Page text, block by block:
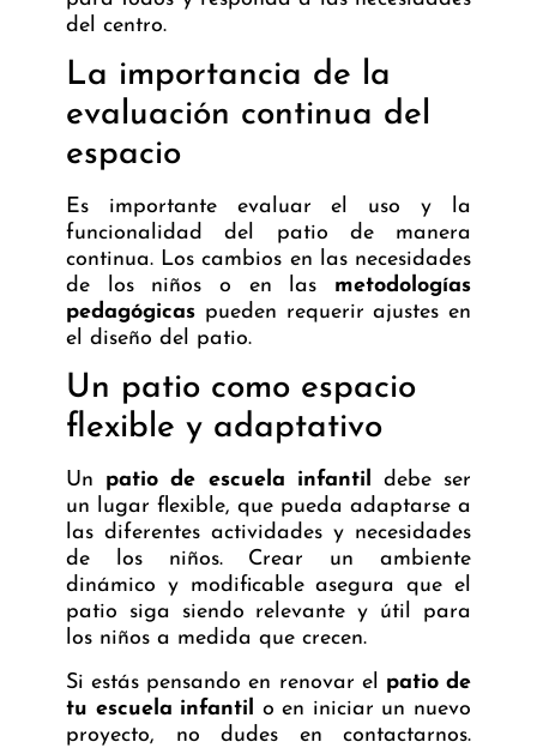
del centro.
La importancia de la
evaluación continua del
espacio
Es importante evaluar el uso y la
funcionalidad del patio de manera
continua. Los cambios en las necesidades
de los niños o en las metodologías
pedagógicas pueden requerir ajustes en
el diseño del patio.
Un patio como espacio
flexible y adaptativo
Un patio de escuela infantil debe ser
un lugar flexible, que pueda adaptarse a
las diferentes actividades y necesidades
de los niños. Crear un ambiente
dinámico y modificable asegura que el
patio siga siendo relevante y útil para
los niños a medida que crecen.
Si estás pensando en renovar el patio de
tu escuela infantil o en iniciar un nuevo
proyecto, no dudes en contactarnos.